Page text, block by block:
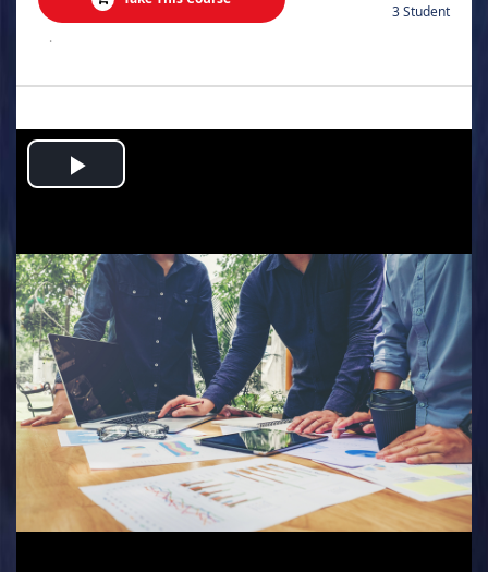
3 Student
.
Play